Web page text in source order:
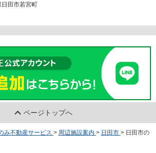
日田市若宮町
ページトップへ
み不動産サービス > 周辺施設案内 > 日田市 > 日田市の